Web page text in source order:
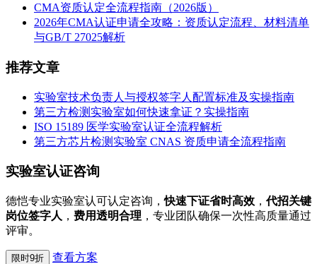
CMA资质认定全流程指南（2026版）
2026年CMA认证申请全攻略：资质认定流程、材料清单
与GB/T 27025解析
推荐文章
实验室技术负责人与授权签字人配置标准及实操指南
第三方检测实验室如何快速拿证？实操指南
ISO 15189 医学实验室认证全流程解析
第三方芯片检测实验室 CNAS 资质申请全流程指南
实验室认证咨询
德恺专业实验室认可认定咨询，快速下证省时高效 ，代招关键
岗位签字人 ， 费用透明合理 ，专业团队确保一次性高质量通过
评审。
限时9折 查看方案